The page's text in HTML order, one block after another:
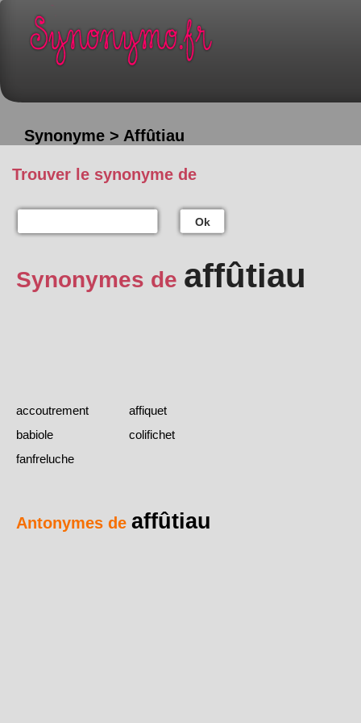
Synonyme > Affûtiau
Trouver le synonyme de
Ok
Synonymes de affûtiau
accoutrement
affiquet
babiole
colifichet
fanfreluche
Antonymes de affûtiau